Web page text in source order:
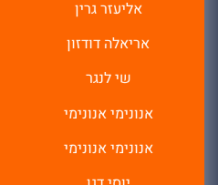
אליעזר גרין
אריאלה דודזון
שי לנגר
אנונימי אנונימי
אנונימי אנונימי